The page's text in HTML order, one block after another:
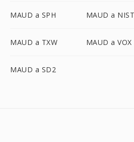
MAUD a SPH MAUD a NIST
MAUD a TXW MAUD a VOX
MAUD a SD2